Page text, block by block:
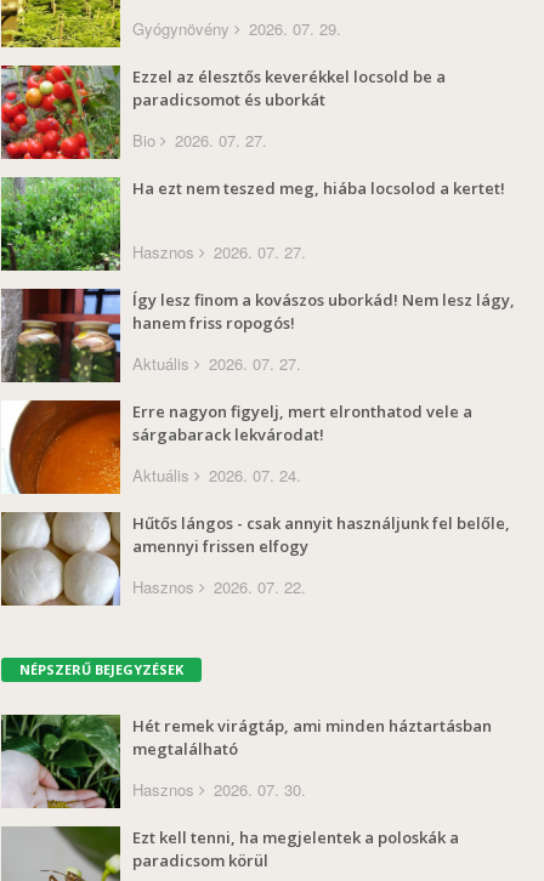
Gyógynövény 2026. 07. 29.
Ezzel az élesztős keverékkel locsold be a
paradicsomot és uborkát
Bio 2026. 07. 27.
Ha ezt nem teszed meg, hiába locsolod a kertet!
Hasznos 2026. 07. 27.
Így lesz finom a kovászos uborkád! Nem lesz lágy,
hanem friss ropogós!
Aktuális 2026. 07. 27.
Erre nagyon figyelj, mert elronthatod vele a
sárgabarack lekvárodat!
Aktuális 2026. 07. 24.
Hűtős lángos - csak annyit használjunk fel belőle,
amennyi frissen elfogy
Hasznos 2026. 07. 22.
NÉPSZERŰ BEJEGYZÉSEK
Hét remek virágtáp, ami minden háztartásban
megtalálható
Hasznos 2026. 07. 30.
Ezt kell tenni, ha megjelentek a poloskák a
paradicsom körül